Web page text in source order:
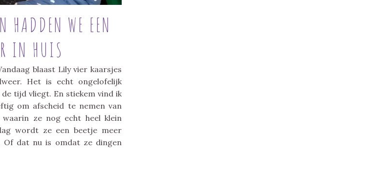
HADDEN WE EEN
IN HUIS
blaast Lily vier kaarsjes
Het is echt ongelofelijk
tijd vliegt. En stiekem vind ik
om afscheid te nemen van
waarin ze nog echt heel klein
wordt ze een beetje meer
Of dat nu is omdat ze dingen